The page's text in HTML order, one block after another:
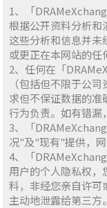
1、「
根据公开资料分析和
这些分析和信息并未
或更正在本网站的任
2、任何在「
（包括但不限于公
求但不保证数据的
行为负责。如有错漏
3、「
况"及"现有"提供，网
4、「
用户的个人隐私权
料，非经您亲自许可
主动地泄露给第三方。